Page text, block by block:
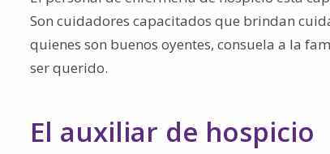
Son cuidadores capacitados que brindan
quienes son buenos oyentes, consuela a la
ser querido.
El auxiliar de hospicio